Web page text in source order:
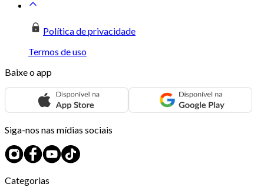
Política de privacidade
Termos de uso
Baixe o app
Siga-nos nas mídias sociais
Categorias